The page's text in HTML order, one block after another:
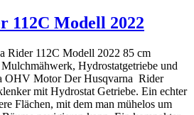
112C Modell 2022
Rider 112C Modell 2022 85 cm
Hydrostatgetriebe und
OHV Motor Der Husqvarna Rider
mit Hydrostat Getriebe. Ein echter
Flächen, mit dem man mühelos um